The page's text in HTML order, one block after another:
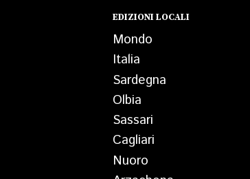
EDIZIONI LOCALI
Mondo
Italia
Sardegna
Olbia
Sassari
Cagliari
Nuoro